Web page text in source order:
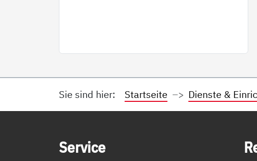
Sie sind hier: Startseite Dienste &
Ser­vice